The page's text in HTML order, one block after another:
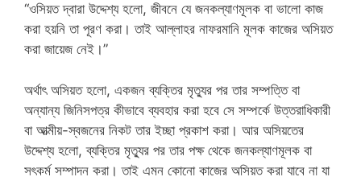
“ওসিয়ত দ্বারা উদ্দেশ্য হলো, জীবনে যে জনকল্যাণমূলক বা ভালো কাজ
করা হয়নি তা পূরণ করা। তাই আল্লাহর নাফরমানি মূলক কাজের অসিয়ত
করা জায়েজ নেই।”
অর্থাৎ অসিয়ত হলো, একজন ব্যক্তির মৃত্যুর পর তার সম্পত্তি বা
অন্যান্য জিনিসপত্র কীভাবে ব্যবহার করা হবে সে সম্পর্কে উত্তরাধিকারী
বা আত্মীয়-স্বজনের নিকট তার ইচ্ছা প্রকাশ করা। আর অসিয়তের
উদ্দেশ্য হলো, ব্যক্তির মৃত্যুর পর তার পক্ষ থেকে জনকল্যাণমূলক বা
সৎকর্ম সম্পাদন করা। তাই এমন কোনো কাজের অসিয়ত করা যাবে না যা